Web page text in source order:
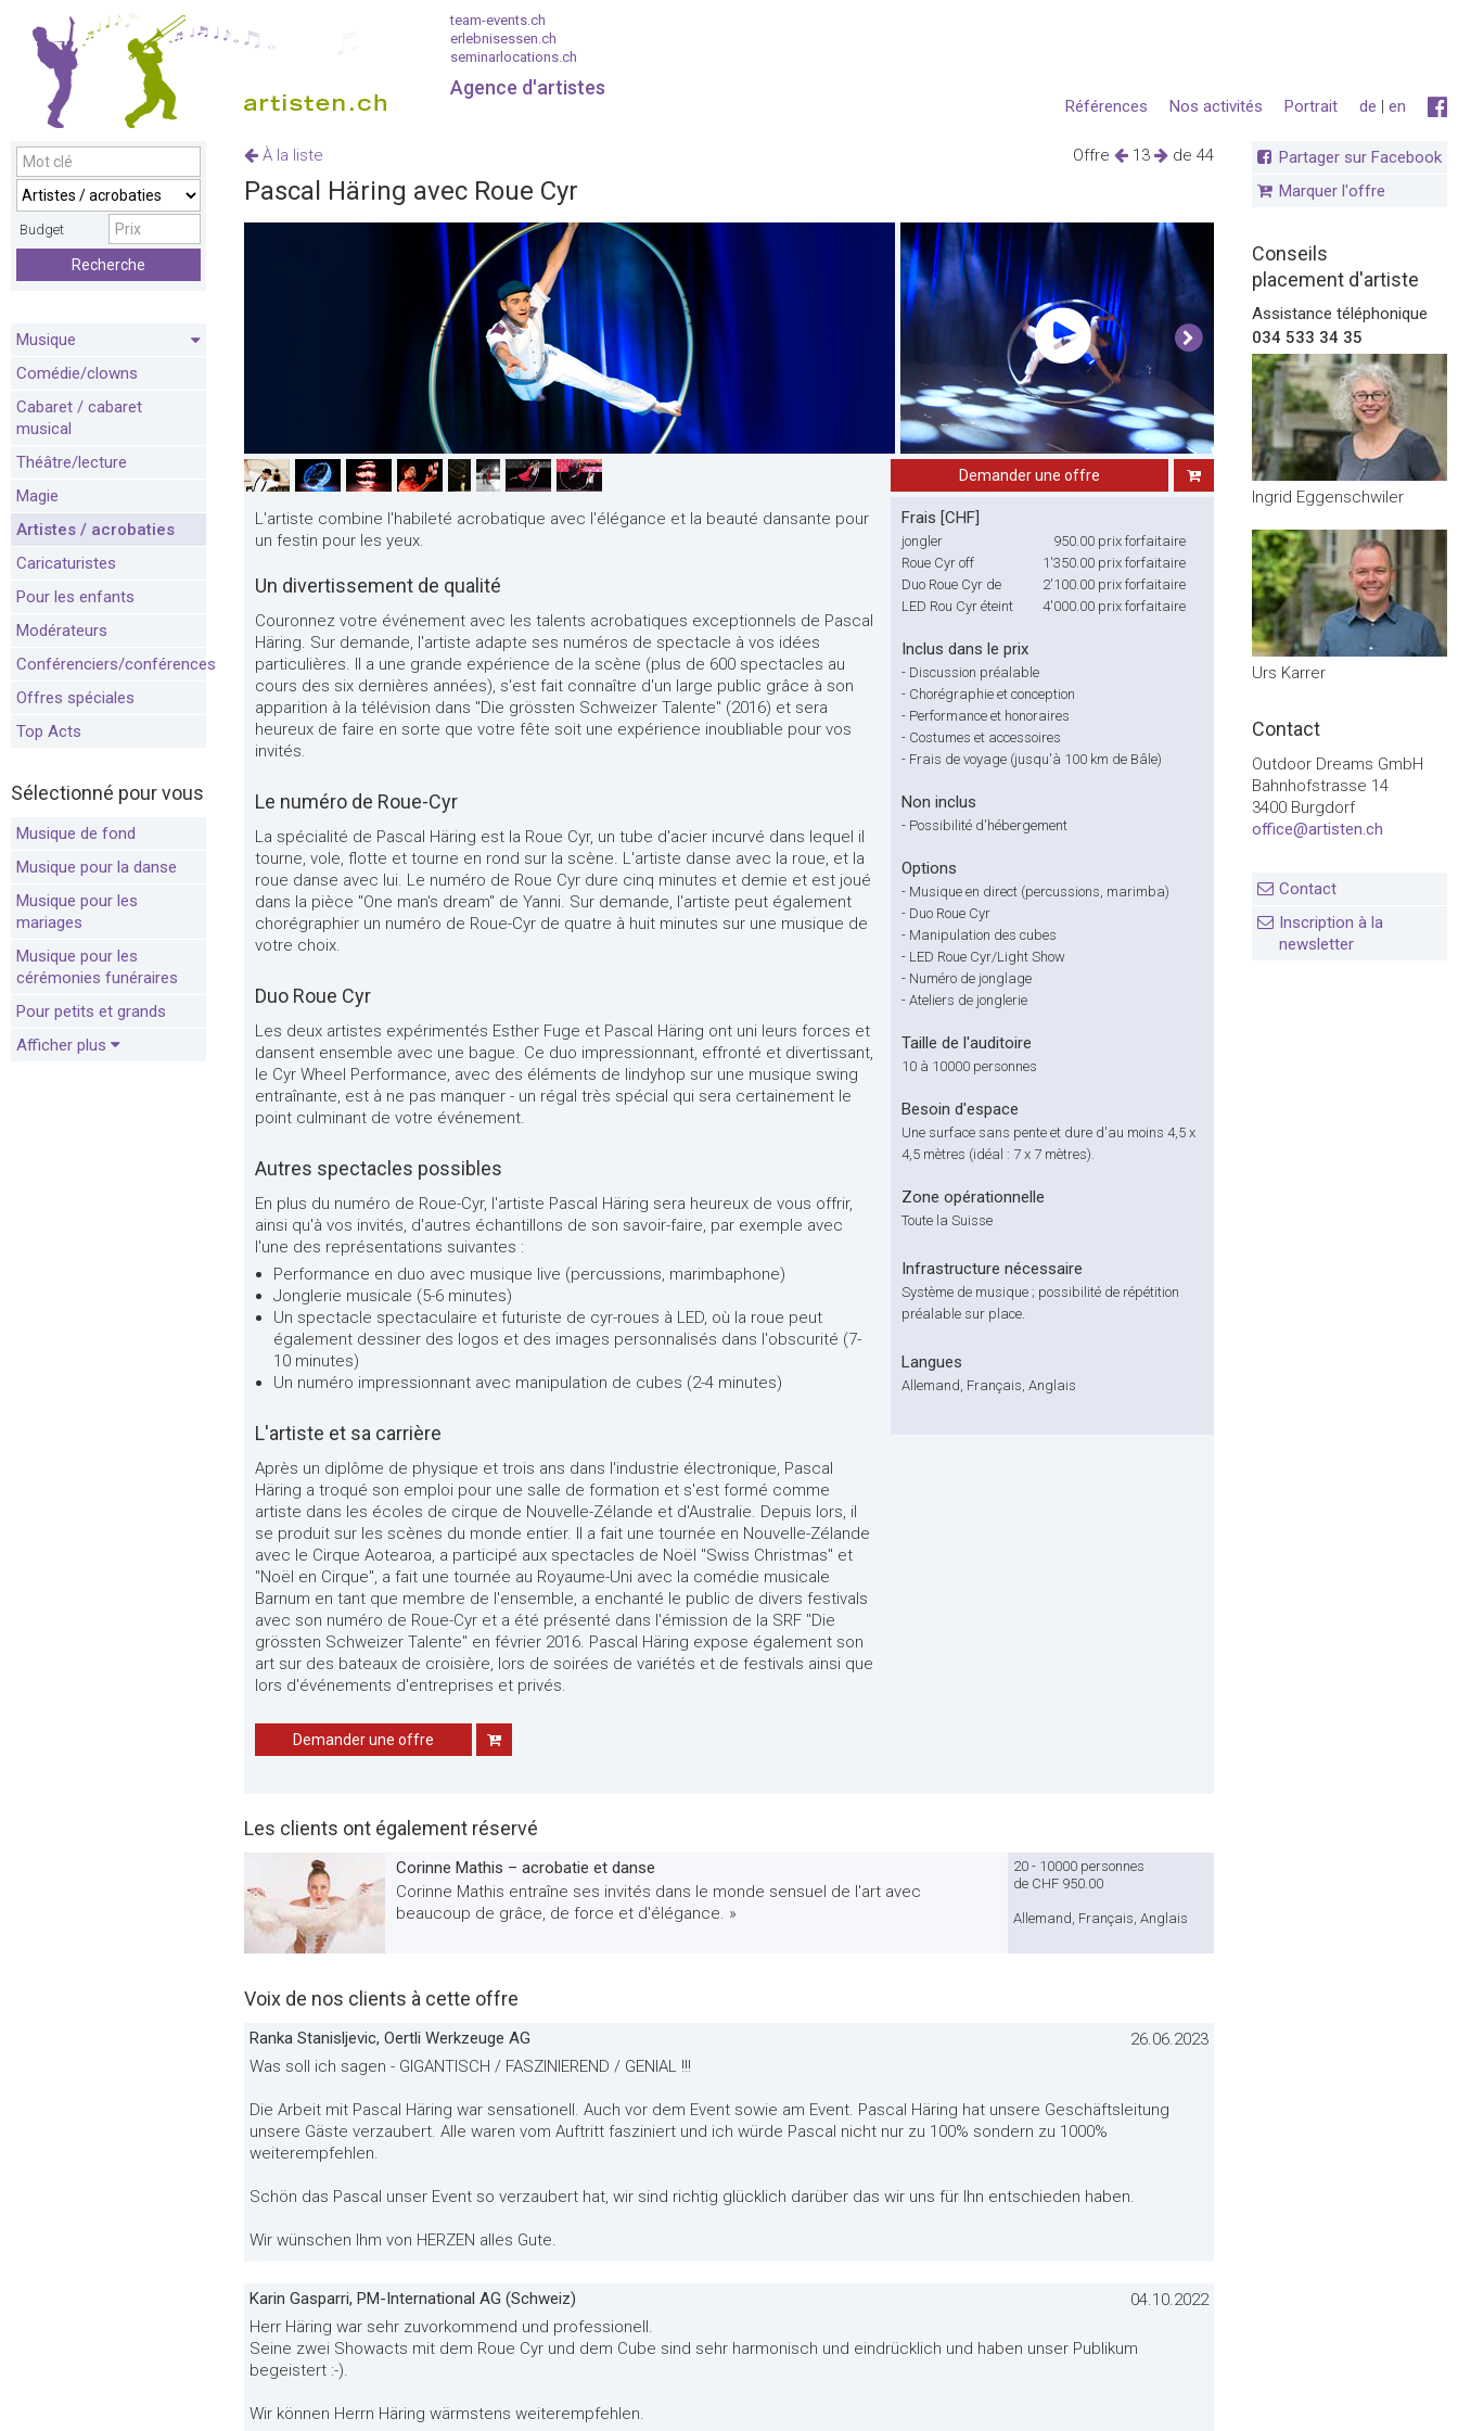
team-events.ch
erlebnisessen.ch
seminarlocations.ch
Agence d'artistes
de | en
Portrait
Nos activités
Références
Budget
Recherche
Musique
Comédie/clowns
Cabaret / cabaret
musical
Théâtre/lecture
Magie
Artistes / acrobaties
Caricaturistes
Pour les enfants
Modérateurs
Conférenciers/conférences
Offres spéciales
Top Acts
Sélectionné pour vous
Musique de fond
Musique pour la danse
Musique pour les
mariages
Musique pour les
cérémonies funéraires
Pour petits et grands
Afficher plus
Offre 13 de 44
À la liste
Pascal Häring avec Roue Cyr
Demander une offre
L'artiste combine l'habileté acrobatique avec l'élégance et la beauté dansante pour
un festin pour les yeux.
Un divertissement de qualité
Couronnez votre événement avec les talents acrobatiques exceptionnels de Pascal
Häring. Sur demande, l'artiste adapte ses numéros de spectacle à vos idées
particulières. Il a une grande expérience de la scène (plus de 600 spectacles au
cours des six dernières années), s'est fait connaître d'un large public grâce à son
apparition à la télévision dans "Die grössten Schweizer Talente" (2016) et sera
heureux de faire en sorte que votre fête soit une expérience inoubliable pour vos
invités.
Le numéro de Roue-Cyr
La spécialité de Pascal Häring est la Roue Cyr, un tube d'acier incurvé dans lequel il
tourne, vole, flotte et tourne en rond sur la scène. L'artiste danse avec la roue, et la
roue danse avec lui. Le numéro de Roue Cyr dure cinq minutes et demie et est joué
dans la pièce "One man's dream" de Yanni. Sur demande, l'artiste peut également
chorégraphier un numéro de Roue-Cyr de quatre à huit minutes sur une musique de
votre choix.
Duo Roue Cyr
Les deux artistes expérimentés Esther Fuge et Pascal Häring ont uni leurs forces et
dansent ensemble avec une bague. Ce duo impressionnant, effronté et divertissant,
le Cyr Wheel Performance, avec des éléments de lindyhop sur une musique swing
entraînante, est à ne pas manquer - un régal très spécial qui sera certainement le
point culminant de votre événement.
Autres spectacles possibles
En plus du numéro de Roue-Cyr, l'artiste Pascal Häring sera heureux de vous offrir,
ainsi qu'à vos invités, d'autres échantillons de son savoir-faire, par exemple avec
l'une des représentations suivantes :
Performance en duo avec musique live (percussions, marimbaphone)
Jonglerie musicale (5-6 minutes)
Un spectacle spectaculaire et futuriste de cyr-roues à LED, où la roue peut
également dessiner des logos et des images personnalisés dans l'obscurité (7-
10 minutes)
Un numéro impressionnant avec manipulation de cubes (2-4 minutes)
L'artiste et sa carrière
Après un diplôme de physique et trois ans dans l'industrie électronique, Pascal
Häring a troqué son emploi pour une salle de formation et s'est formé comme
artiste dans les écoles de cirque de Nouvelle-Zélande et d'Australie. Depuis lors, il
se produit sur les scènes du monde entier. Il a fait une tournée en Nouvelle-Zélande
avec le Cirque Aotearoa, a participé aux spectacles de Noël "Swiss Christmas" et
"Noël en Cirque", a fait une tournée au Royaume-Uni avec la comédie musicale
Barnum en tant que membre de l'ensemble, a enchanté le public de divers festivals
avec son numéro de Roue-Cyr et a été présenté dans l'émission de la SRF "Die
grössten Schweizer Talente" en février 2016. Pascal Häring expose également son
art sur des bateaux de croisière, lors de soirées de variétés et de festivals ainsi que
lors d'événements d'entreprises et privés.
Demander une offre
Frais [CHF]
jongler 950.00 prix forfaitaire
Roue Cyr off
1'350.00 prix forfaitaire
Duo Roue Cyr de
2'100.00 prix forfaitaire
LED Rou Cyr éteint
4'000.00 prix forfaitaire
Inclus dans le prix
- Discussion préalable
- Chorégraphie et conception
- Performance et honoraires
- Costumes et accessoires
- Frais de voyage (jusqu'à 100 km de Bâle)
Non inclus
- Possibilité d'hébergement
Options
- Musique en direct (percussions, marimba)
- Duo Roue Cyr
- Manipulation des cubes
- LED Roue Cyr/Light Show
- Numéro de jonglage
- Ateliers de jonglerie
Taille de l'auditoire
10 à 10000 personnes
Besoin d'espace
Une surface sans pente et dure d'au moins 4,5 x
4,5 mètres (idéal : 7 x 7 mètres).
Zone opérationnelle
Toute la Suisse
Infrastructure nécessaire
Système de musique ; possibilité de répétition
préalable sur place.
Langues
Allemand, Français, Anglais
Les clients ont également réservé
Corinne Mathis – acrobatie et danse
Corinne Mathis entraîne ses invités dans le monde sensuel de l'art avec
beaucoup de grâce, de force et d'élégance. »
20 - 10000 personnes
de CHF 950.00
Allemand, Français, Anglais
Voix de nos clients à cette offre
Ranka Stanisljevic, Oertli Werkzeuge AG
26.06.2023
Was soll ich sagen - GIGANTISCH / FASZINIEREND / GENIAL !!!
Die Arbeit mit Pascal Häring war sensationell. Auch vor dem Event sowie am Event. Pascal Häring hat unsere Geschäftsleitung
unsere Gäste verzaubert. Alle waren vom Auftritt fasziniert und ich würde Pascal nicht nur zu 100% sondern zu 1000%
weiterempfehlen.
Schön das Pascal unser Event so verzaubert hat, wir sind richtig glücklich darüber das wir uns für Ihn entschieden haben.
Wir wünschen Ihm von HERZEN alles Gute.
Karin Gasparri, PM-International AG (Schweiz)
04.10.2022
Herr Häring war sehr zuvorkommend und professionell.
Seine zwei Showacts mit dem Roue Cyr und dem Cube sind sehr harmonisch und eindrücklich und haben unser Publikum
begeistert :-).
Wir können Herrn Häring wärmstens weiterempfehlen.
Partager sur Facebook
Marquer l'offre
Conseils
placement d'artiste
Assistance téléphonique
034 533 34 35
Ingrid Eggenschwiler
Urs Karrer
Contact
Outdoor Dreams GmbH
Bahnhofstrasse 14
3400 Burgdorf
office@artisten.ch
Contact
Inscription à la
newsletter